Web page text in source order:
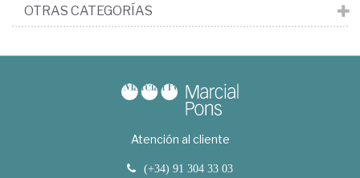
OTRAS CATEGORÍAS
Atención al cliente
(+34) 91 304 33 03